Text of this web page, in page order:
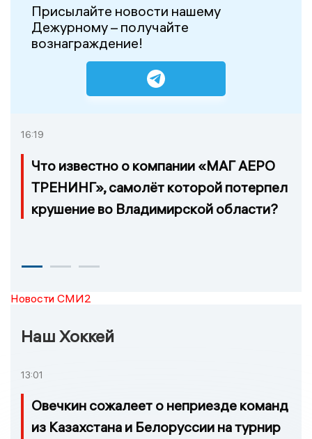
Присылайте новости нашему
Дежурному – получайте
вознаграждение!
16:19
Что известно о компании «МАГ АЕРО
ТРЕНИНГ», самолёт которой потерпел
крушение во Владимирской области?
Новости СМИ2
Наш Хоккей
13:01
Овечкин сожалеет о неприезде команд
из Казахстана и Белоруссии на турнир